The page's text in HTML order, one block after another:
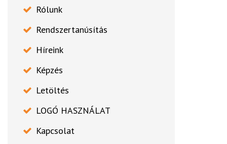
Rólunk
Rendszertanúsítás
Híreink
Képzés
Letöltés
LOGÓ HASZNÁLAT
Kapcsolat